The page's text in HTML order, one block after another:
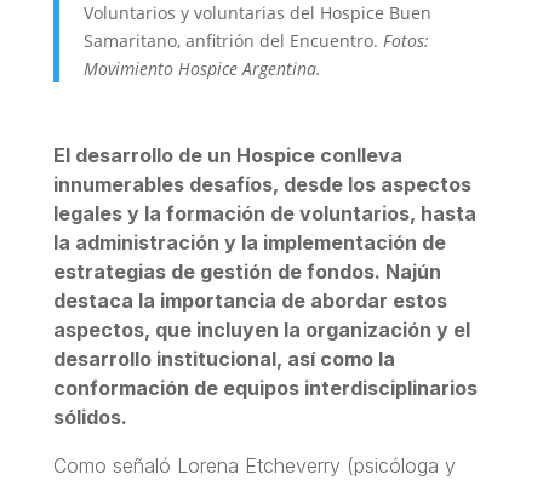
Voluntarios y voluntarias del Hospice Buen
Samaritano, anfitrión del Encuentro. Fotos:
Movimiento Hospice Argentina.
El desarrollo de un Hospice conlleva
innumerables desafíos, desde los aspectos
legales y la formación de voluntarios, hasta
la administración y la implementación de
estrategias de gestión de fondos. Najún
destaca la importancia de abordar estos
aspectos, que incluyen la organización y el
desarrollo institucional, así como la
conformación de equipos interdisciplinarios
sólidos.
Como señaló Lorena Etcheverry (psicóloga y